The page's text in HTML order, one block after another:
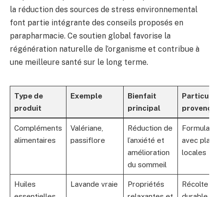
la réduction des sources de stress environnemental
font partie intégrante des conseils proposés en
parapharmacie. Ce soutien global favorise la
régénération naturelle de l’organisme et contribue à
une meilleure santé sur le long terme.
Type de
produit
Exemple
Bienfait
principal
Compléments
alimentaires
Valériane,
passiflore
Réduction de
l’anxiété et
amélioration
du sommeil
avec
locales
Huiles
Lavande vraie
Propriétés
Récolte